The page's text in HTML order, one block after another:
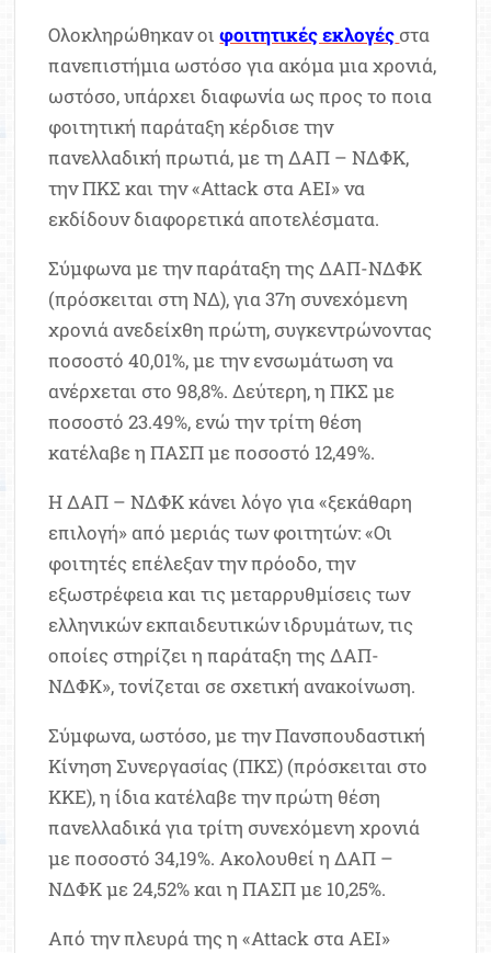
Ολοκληρώθηκαν οιφοιτητικές εκλογές στα
πανεπιστήμια ωστόσο για ακόμα μια χρονιά,
ωστόσο, υπάρχει διαφωνία ως προς το ποια
φοιτητική παράταξη κέρδισε την
πανελλαδική πρωτιά, με τη ΔΑΠ – ΝΔΦΚ,
την ΠΚΣ και την «Attack στα ΑΕΙ» να
εκδίδουν διαφορετικά αποτελέσματα.
Σύμφωνα με την παράταξη της ΔΑΠ-ΝΔΦΚ
(πρόσκειται στη ΝΔ), για 37η συνεχόμενη
χρονιά ανεδείχθη πρώτη, συγκεντρώνοντας
ποσοστό 40,01%, με την ενσωμάτωση να
ανέρχεται στο 98,8%. Δεύτερη, η ΠΚΣ με
ποσοστό 23.49%, ενώ την τρίτη θέση
κατέλαβε η ΠΑΣΠ με ποσοστό 12,49%.
Η ΔΑΠ – ΝΔΦΚ κάνει λόγο για «ξεκάθαρη
επιλογή» από μεριάς των φοιτητών: «Οι
φοιτητές επέλεξαν την πρόοδο, την
εξωστρέφεια και τις μεταρρυθμίσεις των
ελληνικών εκπαιδευτικών ιδρυμάτων, τις
οποίες στηρίζει η παράταξη της ΔΑΠ-
ΝΔΦΚ», τονίζεται σε σχετική ανακοίνωση.
Σύμφωνα, ωστόσο, με την Πανσπουδαστική
Κίνηση Συνεργασίας (ΠΚΣ) (πρόσκειται στο
ΚΚΕ), η ίδια κατέλαβε την πρώτη θέση
πανελλαδικά για τρίτη συνεχόμενη χρονιά
με ποσοστό 34,19%. Ακολουθεί η ΔΑΠ –
ΝΔΦΚ με 24,52% και η ΠΑΣΠ με 10,25%.
Από την πλευρά της η «Attack στα ΑΕΙ»